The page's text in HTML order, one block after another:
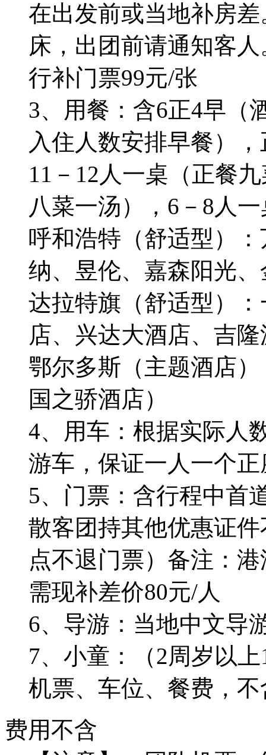
在出发前或当地补房
床，出团前请通知客
行补门票99元/张
3、用餐：含6正4早（
入住人数安排早餐）
11－12人一桌（正餐
八菜一汤），6－8人
呼和浩特（舒适型）
纳、昱伦、嘉森阳光
达拉特旗（舒适型）
店、兴达大酒店、吉
鄂尔多斯（主题酒店
国之骄酒店）
4、用车：根据实际人
游车，保证一人一个正
5、门票：含行程中首
散客团持其他优惠证
点不退门票）备注：
需现补差价80元/人
6、导游：当地中文导
7、小童：（2周岁以
机票、车位、餐费，
费用不含